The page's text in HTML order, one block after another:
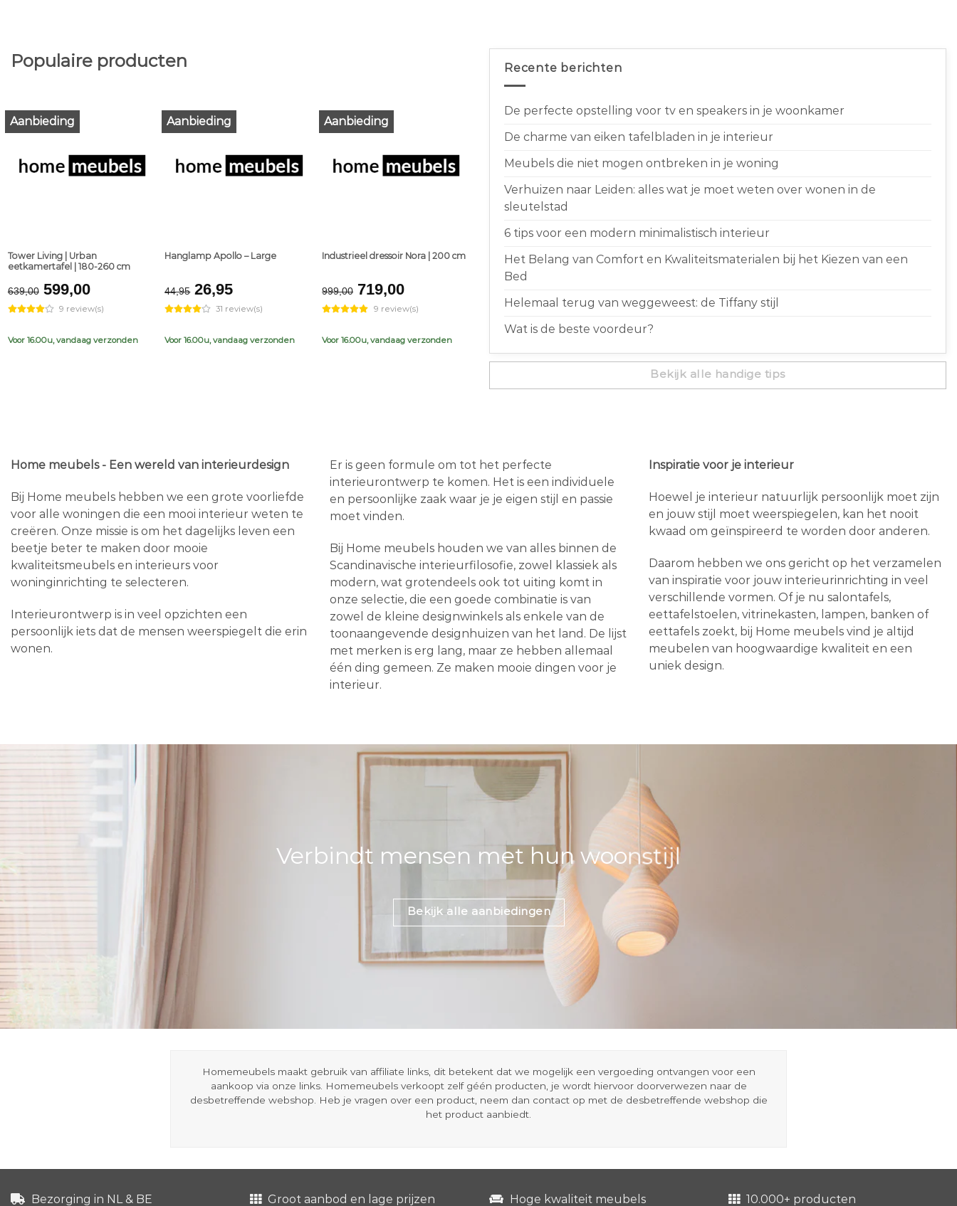
Populaire producten
Aanbieding
Tower Living | Urban
eetkamertafel | 180-260 cm
639,00 Original
price
was:
€639,00.
599,00Current
price
is:
€599,00.
9 review(s)
Voor 16.00u, vandaag verzonden
Aanbieding
Hanglamp Apollo – Large
44,95 Original
price
was:
€44,95.
26,95Current
price
is:
€26,95.
31 review(s)
Voor 16.00u, vandaag verzonden
Aanbieding
Industrieel dressoir Nora | 200 cm
999,00 Original
price
was:
€999,00.
719,00Current
price
is:
€719,00.
9 review(s)
Voor 16.00u, vandaag verzonden
Recente berichten
De perfecte opstelling voor tv en speakers in je woonkamer
De charme van eiken tafelbladen in je interieur
Meubels die niet mogen ontbreken in je woning
Verhuizen naar Leiden: alles wat je moet weten over wonen in de
sleutelstad
6 tips voor een modern minimalistisch interieur
Het Belang van Comfort en Kwaliteitsmaterialen bij het Kiezen van een
Bed
Helemaal terug van weggeweest: de Tiffany stijl
Wat is de beste voordeur?
Bekijk alle handige tips
Home meubels - Een wereld van interieurdesign
Bij Home meubels hebben we een grote voorliefde
voor alle woningen die een mooi interieur weten te
creëren. Onze missie is om het dagelijks leven een
beetje beter te maken door mooie
kwaliteitsmeubels en interieurs voor
woninginrichting te selecteren.
Interieurontwerp is in veel opzichten een
persoonlijk iets dat de mensen weerspiegelt die erin
wonen.
Er is geen formule om tot het perfecte
interieurontwerp te komen. Het is een individuele
en persoonlijke zaak waar je je eigen stijl en passie
moet vinden.
Bij Home meubels houden we van alles binnen de
Scandinavische interieurfilosofie, zowel klassiek als
modern, wat grotendeels ook tot uiting komt in
onze selectie, die een goede combinatie is van
zowel de kleine designwinkels als enkele van de
toonaangevende designhuizen van het land. De lijst
met merken is erg lang, maar ze hebben allemaal
één ding gemeen. Ze maken mooie dingen voor je
interieur.
Inspiratie voor je interieur
Hoewel je interieur natuurlijk persoonlijk moet zijn
en jouw stijl moet weerspiegelen, kan het nooit
kwaad om geïnspireerd te worden door anderen.
Daarom hebben we ons gericht op het verzamelen
van inspiratie voor jouw interieurinrichting in veel
verschillende vormen. Of je nu salontafels,
eettafelstoelen, vitrinekasten, lampen, banken of
eettafels zoekt, bij Home meubels vind je altijd
meubelen van hoogwaardige kwaliteit en een
uniek design.
Verbindt mensen met hun woonstijl
Bekijk alle aanbiedingen
Homemeubels maakt gebruik van affiliate links, dit betekent dat we mogelijk een vergoeding ontvangen voor een
aankoop via onze links. Homemeubels verkoopt zelf géén producten, je wordt hiervoor doorverwezen naar de
desbetreffende webshop. Heb je vragen over een product, neem dan contact op met de desbetreffende webshop die
het product aanbiedt.
Bezorging in NL & BE Groot aanbod en lage prijzen Hoge kwaliteit meubels 10.000+ producten